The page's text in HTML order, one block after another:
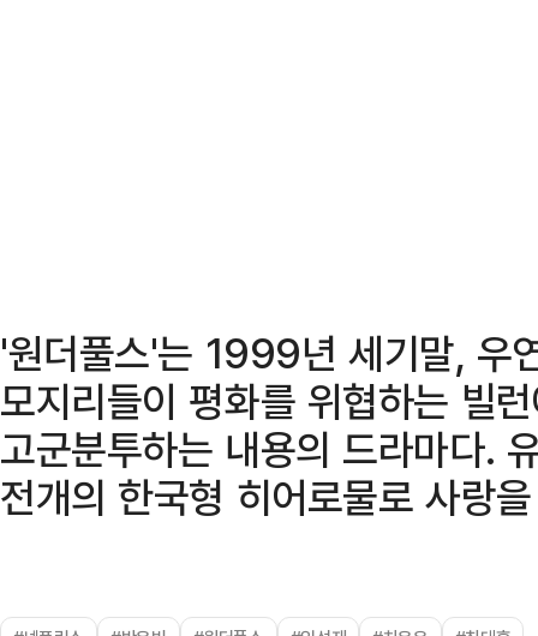
'원더풀스'는 1999년 세기말, 우
모지리들이 평화를 위협하는 빌
고군분투하는 내용의 드라마다.
전개의 한국형 히어로물로 사랑